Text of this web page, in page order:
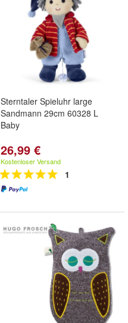
Sterntaler Spieluhr large
Sandmann 29cm 60328 L
Baby
26,99 €
Kostenloser Versand
1